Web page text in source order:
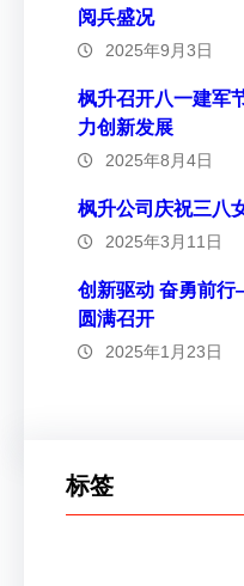
阅兵盛况
2025年9月3日
枫升召开八一建军
力创新发展
2025年8月4日
枫升公司庆祝三八
2025年3月11日
创新驱动 奋勇前
圆满召开
2025年1月23日
标签